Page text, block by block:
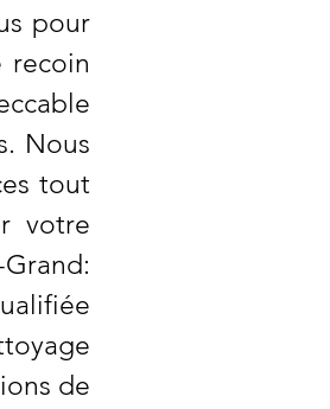
pour
recoin
Nous
tout
votre
de